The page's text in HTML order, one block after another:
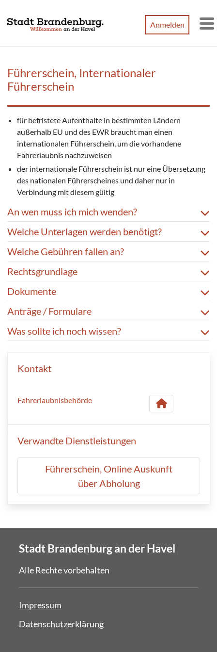
Anmelden
Führerschein, Internationaler
Führerschein
für befristete Aufenthalte in bestimmten Ländern
außerhalb EU und des EWR braucht man einen
internationalen Führerschein, um die vorhandene
Fahrerlaubnis nachzuweisen
der internationale Führerschein ist nur eine Übersetzung
des nationalen Führerscheines und daher nur in
Verbindung mit diesem gültig
An wen muss ich mich wenden?
Welche Unterlagen werden benötigt?
Welche Gebühren fallen an?
Rechtsgrundlage
Dokumente
Anträge / Formulare
Was sollte ich noch wissen?
Kontakt
Fahrerlaubnisbehörde
Verwandte Dienstleistungen
Führerschein, Online Auskunft
über Abholung
Stadt Brandenburg an der Havel
Alle Rechte vorbehalten
Impressum
Datenschutzerklärung